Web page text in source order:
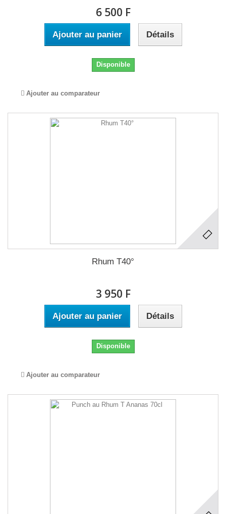
6 500 F
Ajouter au panier Détails
Disponible
Ajouter au comparateur
Rhum T40°
3 950 F
Ajouter au panier Détails
Disponible
Ajouter au comparateur